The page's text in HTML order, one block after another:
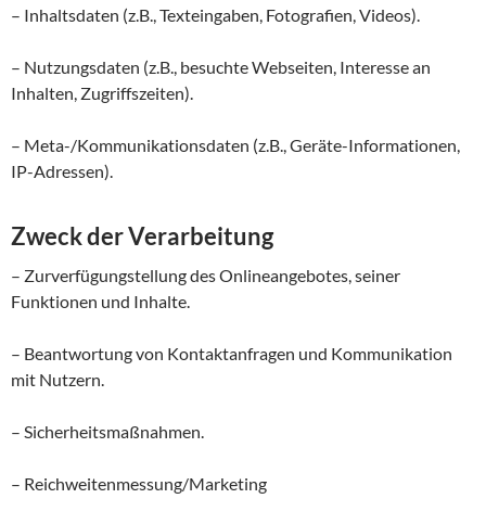
– Inhaltsdaten (z.B., Texteingaben, Fotografien, Videos).
– Nutzungsdaten (z.B., besuchte Webseiten, Interesse an
Inhalten, Zugriffszeiten).
– Meta-/Kommunikationsdaten (z.B., Geräte-Informationen,
IP-Adressen).
Zweck der Verarbeitung
– Zurverfügungstellung des Onlineangebotes, seiner
Funktionen und Inhalte.
– Beantwortung von Kontaktanfragen und Kommunikation
mit Nutzern.
– Sicherheitsmaßnahmen.
– Reichweitenmessung/Marketing